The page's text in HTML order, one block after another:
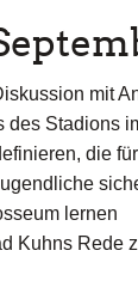
mit
des Stadions
die
lernen
Kuhns Rede